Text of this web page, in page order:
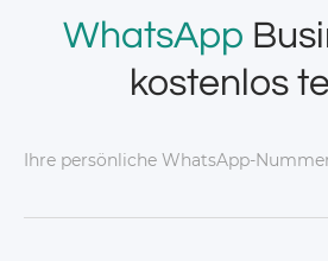
WhatsApp
kostenlos
Ihre persönliche WhatsApp-